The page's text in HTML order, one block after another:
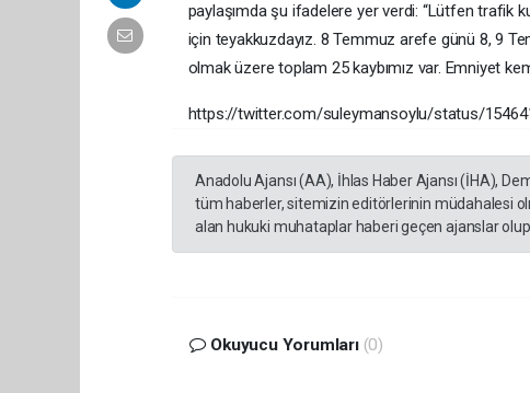
paylaşımda şu ifadelere yer verdi: “Lütfen trafik
için teyakkuzdayız. 8 Temmuz arefe günü 8, 9
olmak üzere toplam 25 kaybımız var. Emniyet
https://twitter.com/suleymansoylu/status/
Anadolu Ajansı (AA), İhlas Haber Ajansı (İHA),
tüm haberler, sitemizin editörlerinin müdahalesi
alan hukuki muhataplar haberi geçen ajanslar
Okuyucu Yorumları (0)